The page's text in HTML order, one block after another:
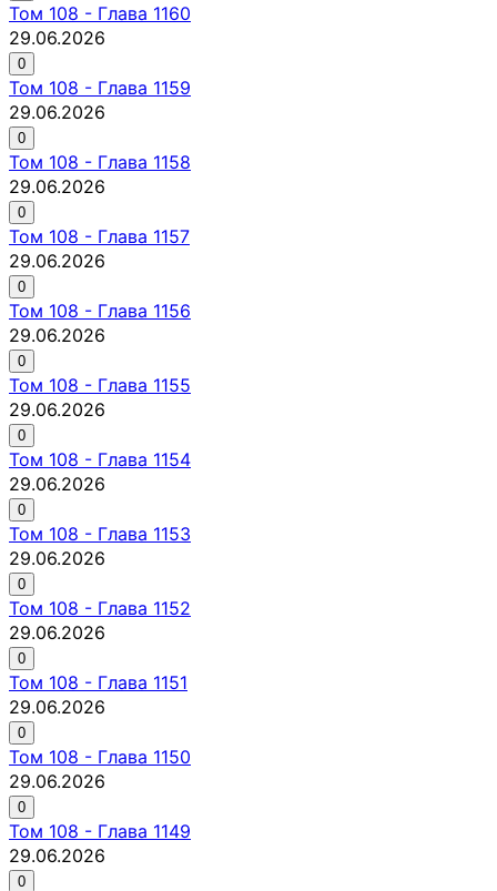
Том 108 - Глава 1160
29.06.2026
0
Том 108 - Глава 1159
29.06.2026
0
Том 108 - Глава 1158
29.06.2026
0
Том 108 - Глава 1157
29.06.2026
0
Том 108 - Глава 1156
29.06.2026
0
Том 108 - Глава 1155
29.06.2026
0
Том 108 - Глава 1154
29.06.2026
0
Том 108 - Глава 1153
29.06.2026
0
Том 108 - Глава 1152
29.06.2026
0
Том 108 - Глава 1151
29.06.2026
0
Том 108 - Глава 1150
29.06.2026
0
Том 108 - Глава 1149
29.06.2026
0